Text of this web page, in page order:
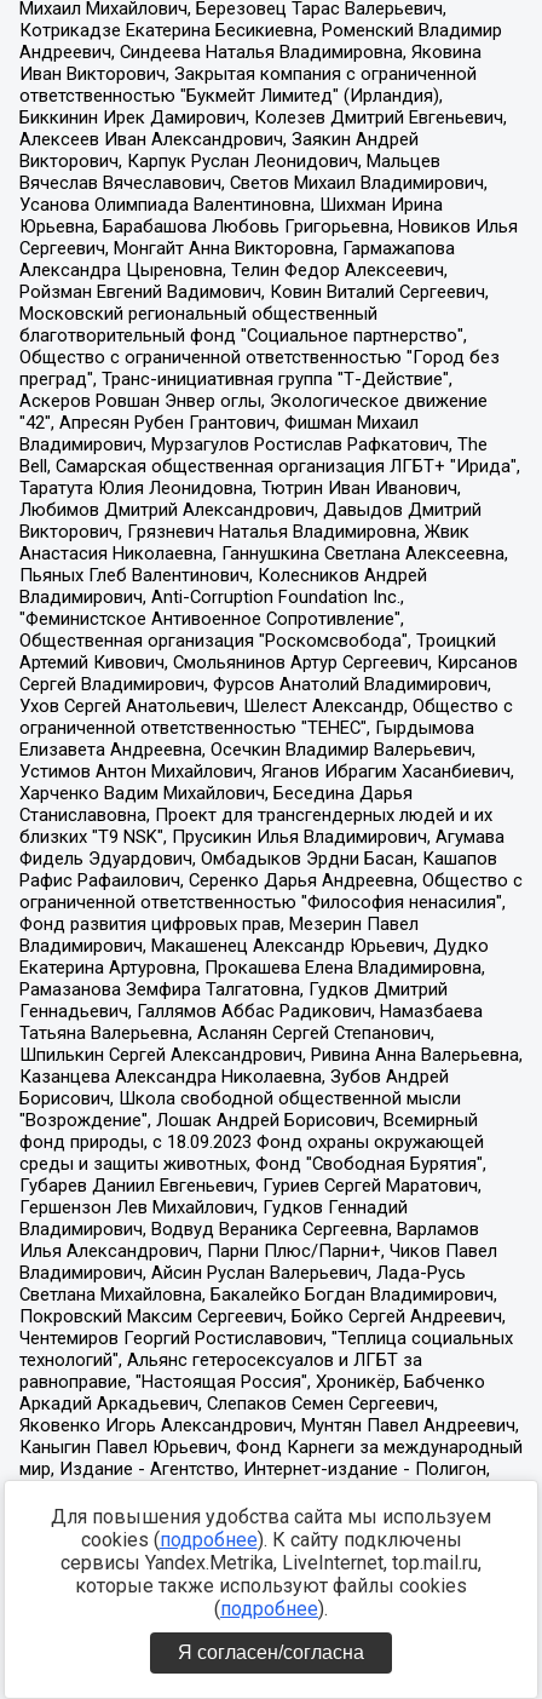
Для повышения удобства сайта мы используем
cookies (подробнее). К сайту подключены
сервисы Yandex.Metrika, LiveInternet, top.mail.ru,
которые также используют файлы cookies
(подробнее).
Я согласен/согласна